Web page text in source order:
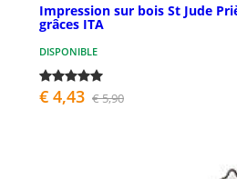
Impression sur bois St Jude
grâces ITA
DISPONIBLE
€ 4,43 € 5,90